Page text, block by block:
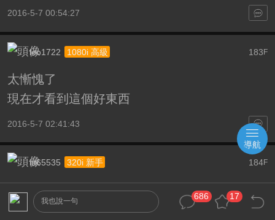
2016-5-7 00:54:27
183 F
leo1722 1080i 高級
太慚愧了
現在才看到這個好東西
2016-5-7 02:41:43
184F
itt65535 320i 新手
感謝分享
測試4K撥放效果
我也說一句
686 17
導航